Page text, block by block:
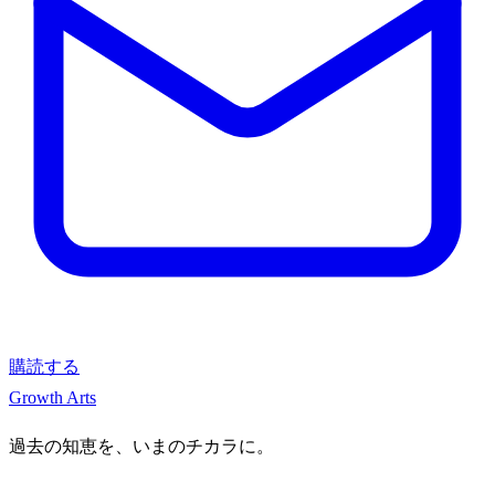
購読する
Growth Arts
過去の知恵を、いまのチカラに。